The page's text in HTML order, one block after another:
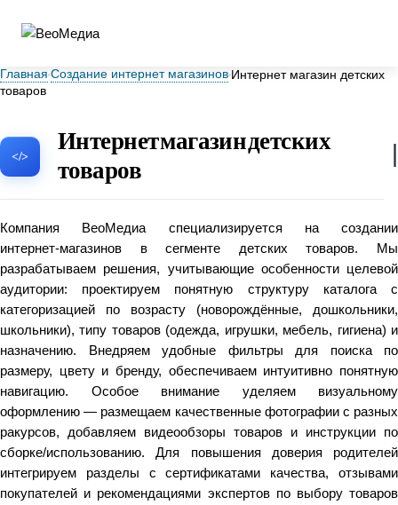
Главная Создание интернет магазинов Интернет магазин детских
товаров
Интернет магазин детских
товаров
Компания ВеоМедиа специализируется на создании
интернет‑магазинов в сегменте детских товаров. Мы
разрабатываем решения, учитывающие особенности целевой
аудитории: проектируем понятную структуру каталога с
категоризацией по возрасту (новорождённые, дошкольники,
школьники), типу товаров (одежда, игрушки, мебель, гигиена) и
назначению. Внедряем удобные фильтры для поиска по
размеру, цвету и бренду, обеспечиваем интуитивно понятную
навигацию. Особое внимание уделяем визуальному
оформлению — размещаем качественные фотографии с разных
ракурсов, добавляем видеообзоры товаров и инструкции по
сборке/использованию. Для повышения доверия родителей
интегрируем разделы с сертификатами качества, отзывами
покупателей и рекомендациями экспертов по выбору товаров